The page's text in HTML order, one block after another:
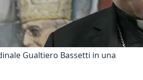
Gualtiero Bassetti in una